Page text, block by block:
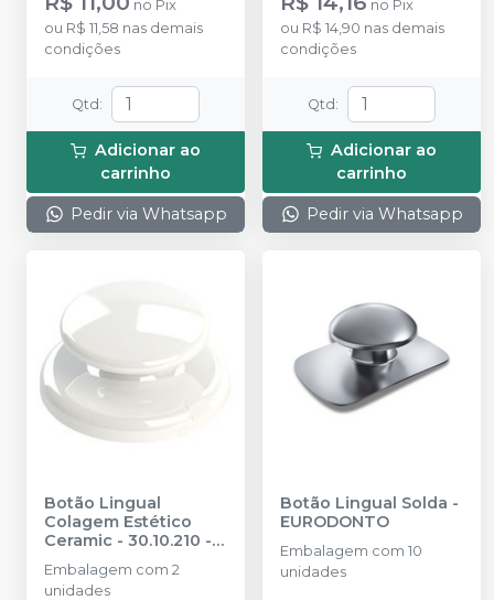
no Pix
ou R$ 11,58 nas demais
condições
Qtd :
Adicionar ao
carrinho
Pedir via Whatsapp
no Pix
ou R$ 14,90 nas demais
condições
Qtd :
Adicionar ao
carrinho
Pedir via Whatsapp
Botão Lingual
Colagem Estético
Ceramic - 30.10.210 -
MORELLI
Embalagem com 2
unidades
Botão Lingual Solda -
EURODONTO
Embalagem com 10
unidades